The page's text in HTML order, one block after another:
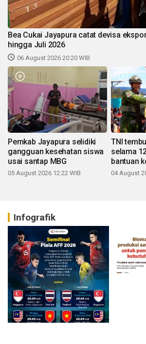
Bea Cukai Jayapura catat devisa
hingga Juli 2026
06 August 2026 20:20 WIB
Pemkab Jayapura selidiki
gangguan kesehatan siswa
usai santap MBG
05 August 2026 12:22 WIB
TNI
selama
bantuan
04 August
Infografik